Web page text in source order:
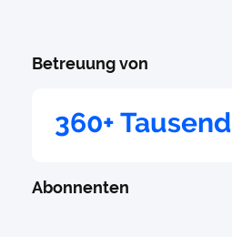
Betreuung von
360+ Tausend
Abonnenten